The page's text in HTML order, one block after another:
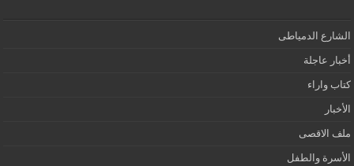
الشارع الدمياطى
أخبار عاجلة
كتاب واراء
الأخبار
ملف الاقصى
الأسرة والطفل